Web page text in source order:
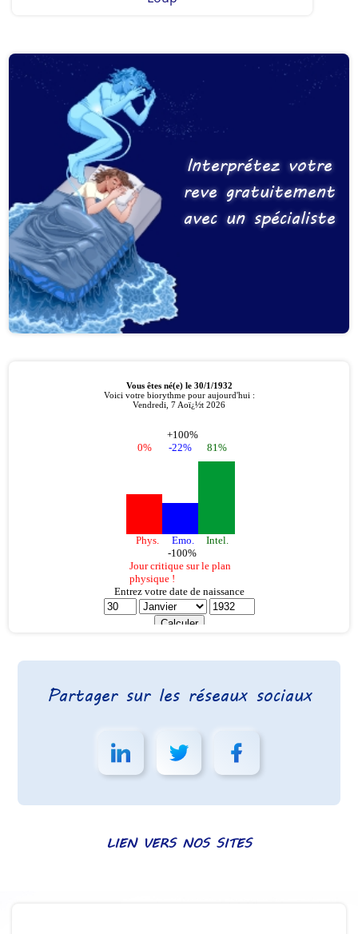
Interprétez votre
reve gratuitement
avec un spécialiste
Partager sur les réseaux sociaux
LIEN VERS NOS SITES